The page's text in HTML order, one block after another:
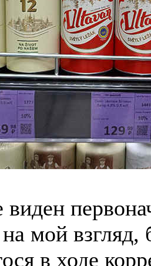
виден
мой взгляд,
в ходе